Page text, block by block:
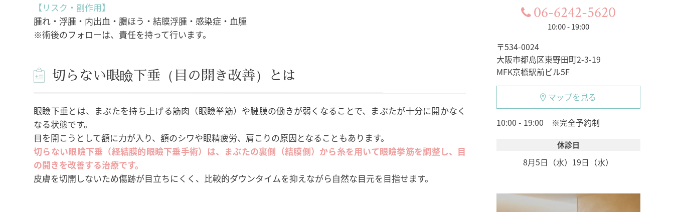
【リスク・副作用】
腫れ・浮腫・内出血・膿ほう・結膜浮腫・感染症・血腫
※術後のフォローは、責任を持って行います。
切らない眼瞼下垂（目の開き改善）とは
眼瞼下垂とは、まぶたを持ち上げる筋肉（眼瞼挙筋）や腱膜の働きが弱くなることで、まぶたが十分に開かなく
なる状態です。
目を開こうとして額に力が入り、額のシワや眼精疲労、肩こりの原因となることもあります。
切らない眼瞼下垂（経結膜的眼瞼下垂手術）は、まぶたの裏側（結膜側）から糸を用いて眼瞼挙筋を調整し、目
の開きを改善する治療です。
皮膚を切開しないため傷跡が目立ちにくく、比較的ダウンタイムを抑えながら自然な目元を目指せます。
06-6242-5620
10:00 - 19:00
〒534-0024
大阪市都島区東野田町2-3-19
MFK京橋駅前ビル5F
マップを見る
10:00 - 19:00 ※完全予約制
休診日
8月5日（水） 19日（水）